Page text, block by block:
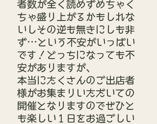
者数が全く読めずめちゃく
ちゃ盛り上がるかもしれな
いしその逆も無きにしも非
ず…という不安がいっぱい
です！どっちになっても不
安がありますが、
本当にたくさんのご出店者
様がお集まりいただいての
開催となりますのでぜひと
も楽しい１日をお過ごしい